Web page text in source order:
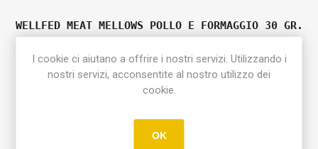
WELLFED MEAT MELLOWS POLLO E FORMAGGIO 30 GR.
Snack 100% grain free a base di pollo e formaggio.
Ottimo e superappetibile
I cookie ci aiutano a offrire i nostri servizi. Utilizzando i
nostri servizi, acconsentite al nostro utilizzo dei
cookie.
OK